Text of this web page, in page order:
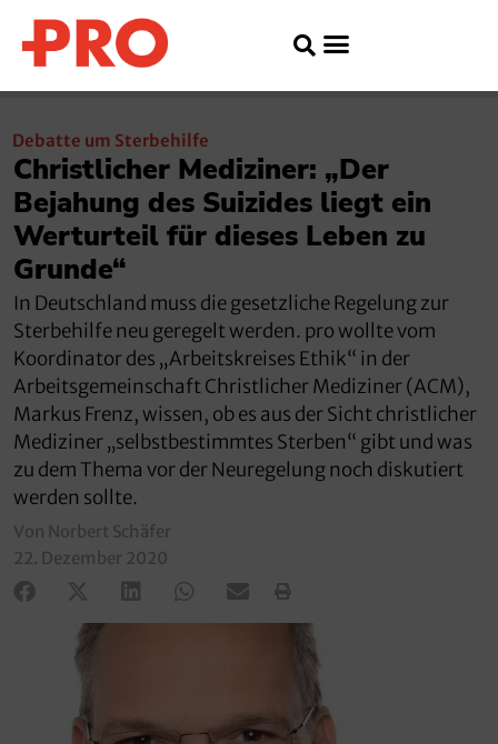
Debatte um Sterbehilfe
Christlicher Mediziner: „Der
Bejahung des Suizides liegt ein
Werturteil für dieses Leben zu
Grunde“
In Deutschland muss die gesetzliche Regelung zur
Sterbehilfe neu geregelt werden. pro wollte vom
Koordinator des „Arbeitskreises Ethik“ in der
Arbeitsgemeinschaft Christlicher Mediziner (ACM),
Markus Frenz, wissen, ob es aus der Sicht christlicher
Mediziner „selbstbestimmtes Sterben“ gibt und was
zu dem Thema vor der Neuregelung noch diskutiert
werden sollte.
Von Norbert Schäfer
22. Dezember 2020